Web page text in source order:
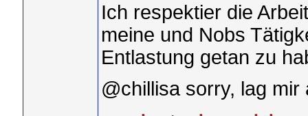
Ich respektier die
meine und Nobs
Entlastung getan zu
@chillisa sorry, lag